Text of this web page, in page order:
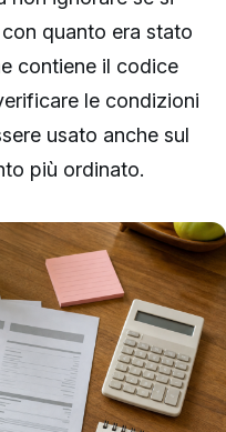
quanto era stato
contiene il codice
le condizioni
usato anche sul
più ordinato.